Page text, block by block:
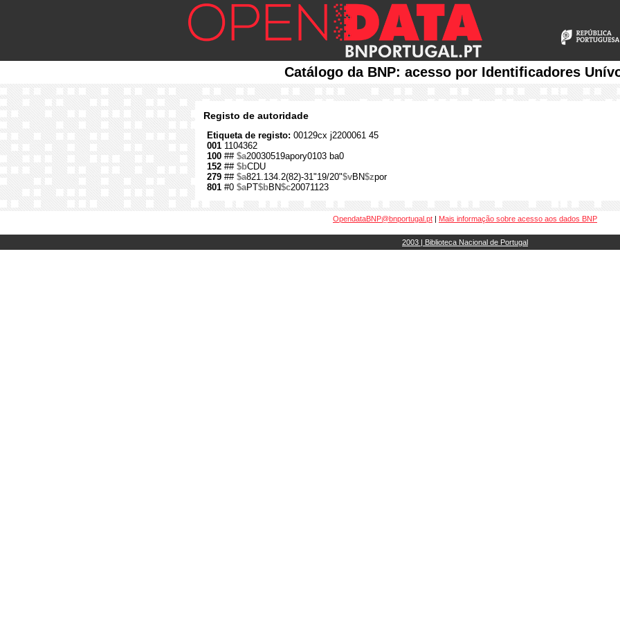
Catálogo da BNP: acesso por Identificadores
Registo de autoridade
Etiqueta de registo: 00129cx j2200061 45
001 1104362
100 ## $a20030519apory0103 ba0
152 ## $bCDU
279 ## $a821.134.2(82)-31"19/20"$vBN$zpor
801 #0 $aPT$bBN$c20071123
OpendataBNP@bnportugal.pt | Mais informação sobre acesso aos dados BNP
2003 | Biblioteca Nacional de Portugal